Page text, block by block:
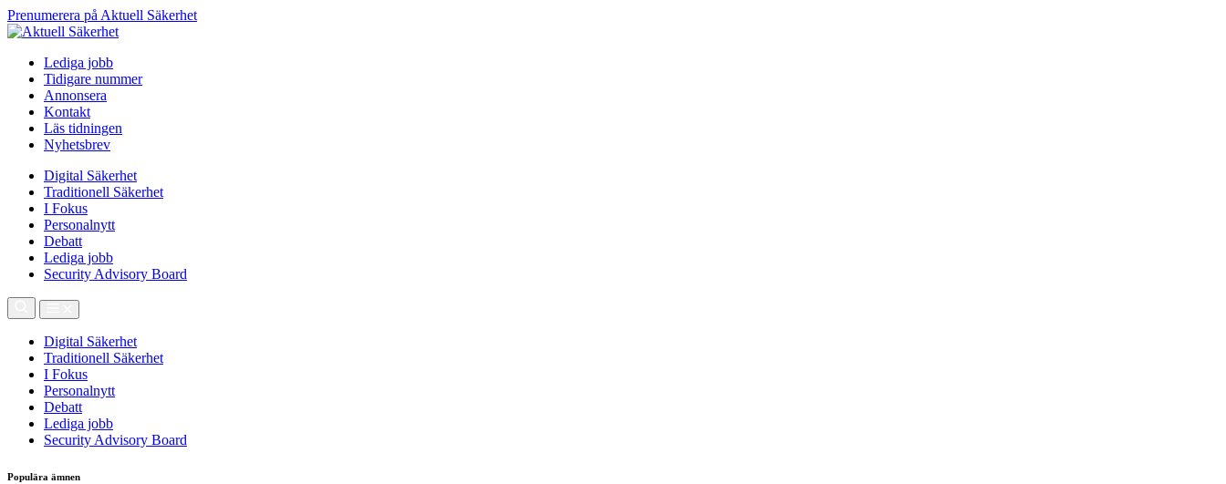
Prenumerera på Aktuell Säkerhet
Lediga jobb
Tidigare nummer
Annonsera
Kontakt
Läs tidningen
Nyhetsbrev
Digital Säkerhet
Traditionell Säkerhet
I Fokus
Personalnytt
Debatt
Lediga jobb
Security Advisory Board
Digital Säkerhet
Traditionell Säkerhet
I Fokus
Personalnytt
Debatt
Lediga jobb
Security Advisory Board
Populära ämnen